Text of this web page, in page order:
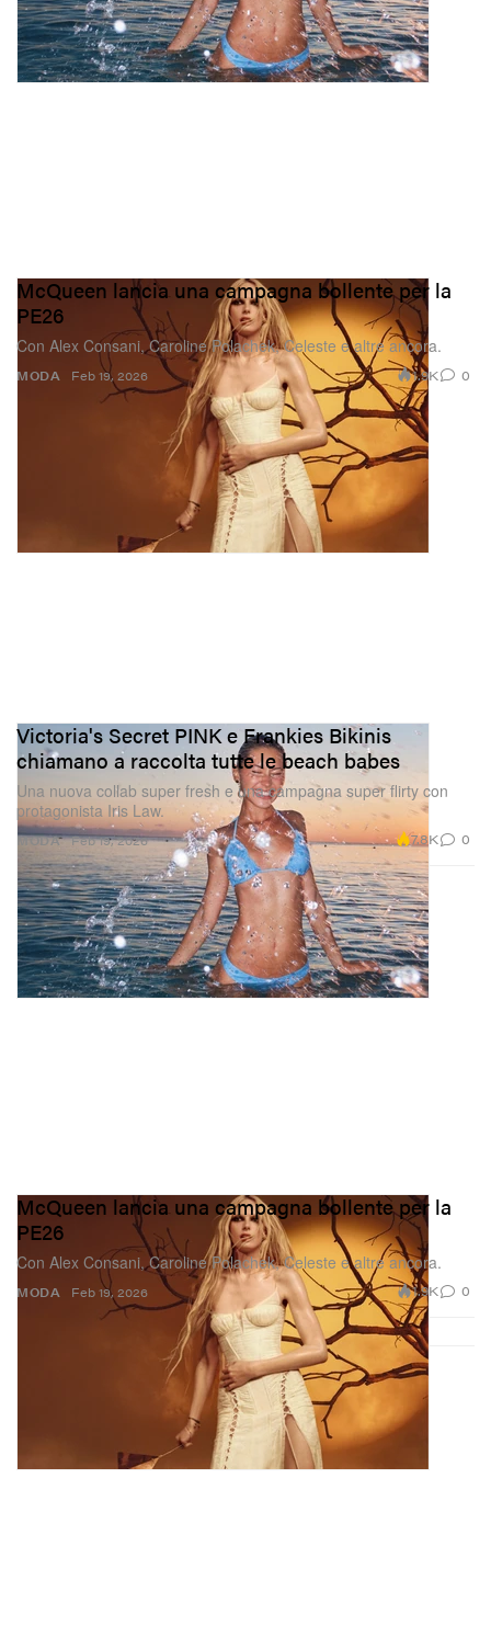
MODA
McQueen lancia una campagna bollente per la
PE26
Con Alex Consani, Caroline Polachek, Celeste e altre ancora.
Feb 19, 2026 1.9K 0
MODA
Victoria's Secret PINK e Frankies Bikinis
chiamano a raccolta tutte le beach babes
Una nuova collab super fresh e una campagna super flirty con
protagonista Iris Law.
Feb 19, 2026 7.8K 0
MODA
McQueen lancia una campagna bollente per la
PE26
Con Alex Consani, Caroline Polachek, Celeste e altre ancora.
Feb 19, 2026 1.9K 0